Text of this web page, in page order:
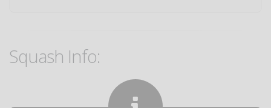
Squash Info: